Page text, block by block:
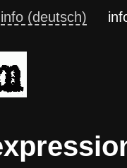
info (deutsch)